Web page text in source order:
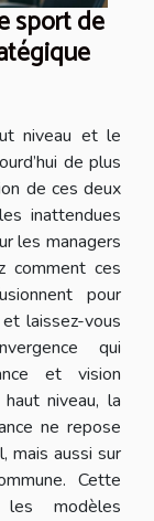
sport de
niveau et le
de plus
de ces deux
inattendues
les managers
comment ces
pour
et laissez-vous
qui
et vision
niveau, la
ne repose
mais aussi sur
Cette
les modèles